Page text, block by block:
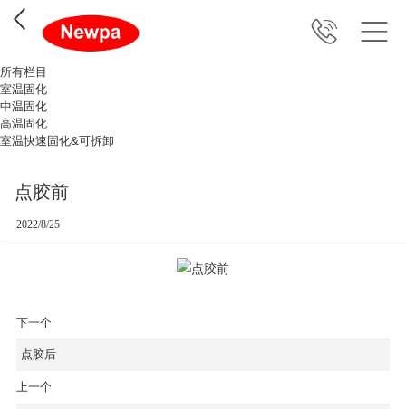
所有栏目
室温固化
中温固化
高温固化
室温快速固化&可拆卸
点胶前
2022/8/25
下一个
点胶后
上一个